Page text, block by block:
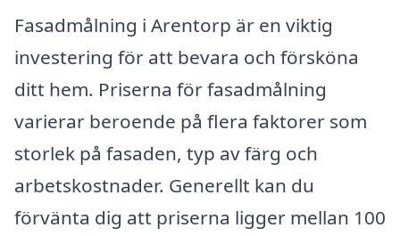
Fasadmålning i Arentorp är en viktig
investering för att bevara och försköna
ditt hem. Priserna för fasadmålning
varierar beroende på flera faktorer som
storlek på fasaden, typ av färg och
arbetskostnader. Generellt kan du
förvänta dig att priserna ligger mellan 100